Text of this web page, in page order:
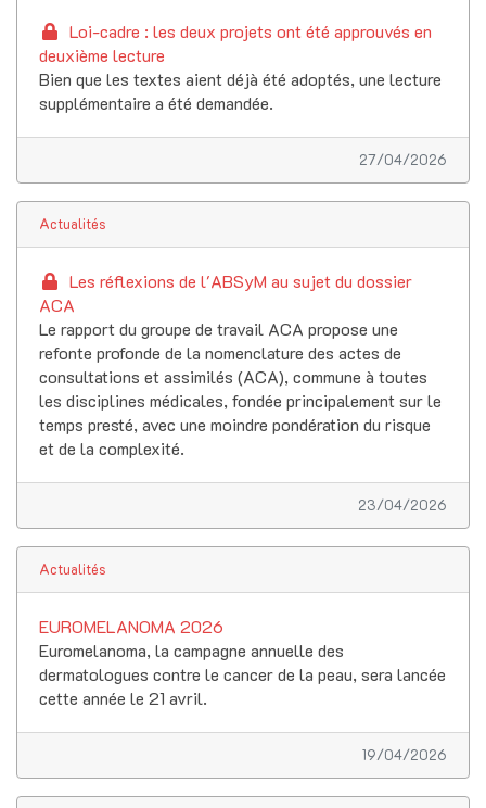
Loi-cadre : les deux projets ont été approuvés en
deuxième lecture
Bien que les textes aient déjà été adoptés, une lecture
supplémentaire a été demandée.
27/04/2026
Actualités
Les réflexions de l'ABSyM au sujet du dossier
ACA
Le rapport du groupe de travail ACA propose une
refonte profonde de la nomenclature des actes de
consultations et assimilés (ACA), commune à toutes
les disciplines médicales, fondée principalement sur le
temps presté, avec une moindre pondération du risque
et de la complexité.
23/04/2026
Actualités
EUROMELANOMA 2026
Euromelanoma, la campagne annuelle des
dermatologues contre le cancer de la peau, sera lancée
cette année le 21 avril.
19/04/2026